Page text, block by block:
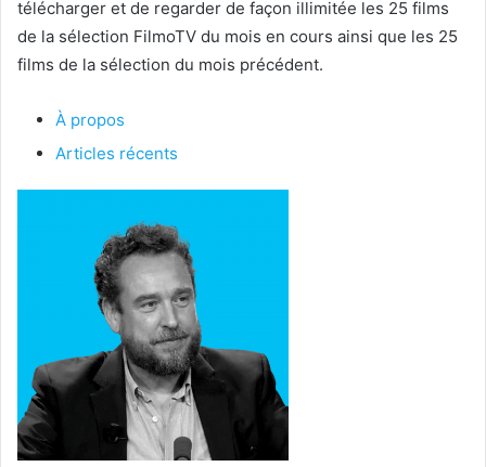
télécharger et de regarder de façon illimitée les 25 films
de la sélection FilmoTV du mois en cours ainsi que les 25
films de la sélection du mois précédent.
À propos
Articles récents